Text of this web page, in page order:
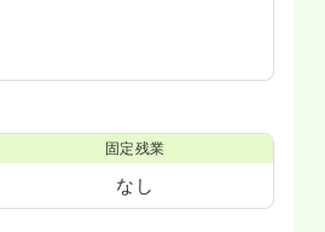
固定残業
なし